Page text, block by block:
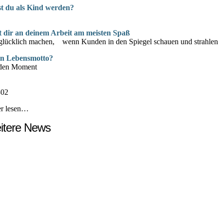
du als Kind werden?
dir an deinem Arbeit am meisten Spaß
machen, wenn Kunden in den Spiegel schauen und
Lebensmotto?
Moment
lesen…
News